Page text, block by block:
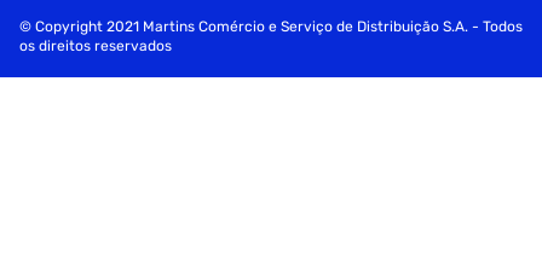
© Copyright 2021 Martins Comércio e Serviço de Distribuição S.A. - Todos
os direitos reservados